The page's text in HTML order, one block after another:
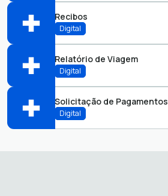
Abrir online > Via protocolo 1Doc
Recibos
Digital
Abrir online > Via protocolo 1Doc
Relatório de Viagem
Digital
Abrir online > Via protocolo 1Doc
Solicitação de Pagamentos
Digital